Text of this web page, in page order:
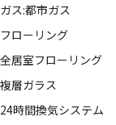
ガス:都市ガス
フローリング
全居室フローリング
複層ガラス
24時間換気システム